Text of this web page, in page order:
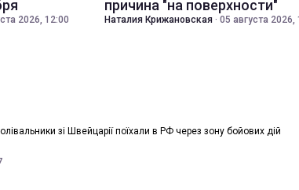
2026, 12:00
причина "на поверхности"
Наталия Крижановская · 05 августа 2026,
зі Швейцарії поїхали в РФ через зону бойових дій